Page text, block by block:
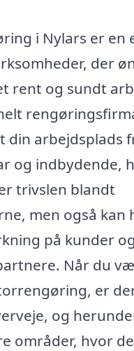
i Nylars er en
der
rent og sundt
din arbejdsplads
og indbydende,
trivslen blandt
men også kan
på kunder og
Når du
er
og
områder, hvor